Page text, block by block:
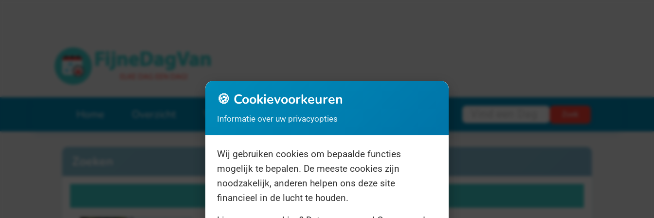
Home Overzicht Verrassingsdag Over ons
2 resultaten voor "agressie"
🍪 Cookievoorkeuren
Informatie over uw privacyopties
Wij gebruiken cookies om bepaalde functies
mogelijk te bepalen. De meeste cookies zijn
noodzakelijk, anderen helpen ons deze site
financieel in de lucht te houden.